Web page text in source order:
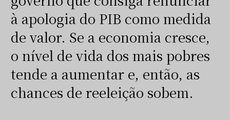
à apologia do PIB como medida
de valor. Se a economia cresce,
o nível de vida dos mais pobres
tende a aumentar e, então, as
chances de reeleição sobem.